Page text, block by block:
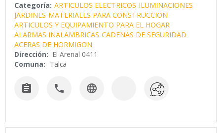
Categoría: ARTICULOS ELECTRICOS ILUMINACIONES
JARDINES MATERIALES PARA CONSTRUCCION
ARTICULOS Y EQUIPAMIENTO PARA EL HOGAR
ALARMAS INALAMBRICAS CADENAS DE SEGURIDAD
ACERAS DE HORMIGON
Dirección: El Arenal 0411
Comuna: Talca
  